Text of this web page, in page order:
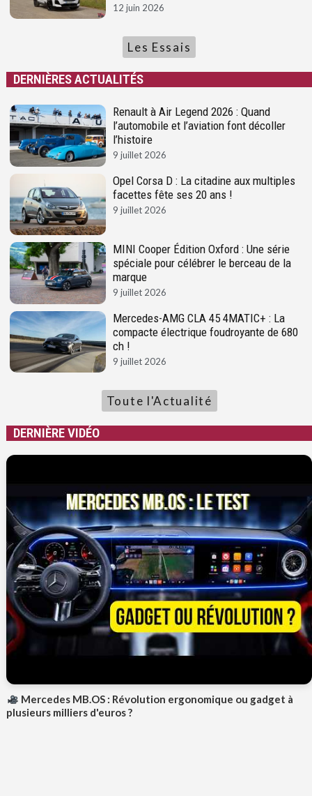
12 juin 2026
Les Essais
DERNIÈRES ACTUALITÉS
Renault à Air Legend 2026 : Quand
l’automobile et l’aviation font décoller
l’histoire
9 juillet 2026
Opel Corsa D : La citadine aux multiples
facettes fête ses 20 ans !
9 juillet 2026
MINI Cooper Édition Oxford : Une série
spéciale pour célébrer le berceau de la
marque
9 juillet 2026
Mercedes-AMG CLA 45 4MATIC+ : La
compacte électrique foudroyante de 680
ch !
9 juillet 2026
Toute l'Actualité
DERNIÈRE VIDÉO
Mercedes MB.OS : Révolution ergonomique ou gadget à
plusieurs milliers d'euros ?